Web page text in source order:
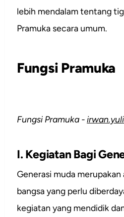
lebih mendalam tentang
Pramuka secara umum.
Fungsi Pramuka
Fungsi Pramuka -
I. Kegiatan Bagi
Generasi muda
bangsa yang perlu
kegiatan yang mendidik